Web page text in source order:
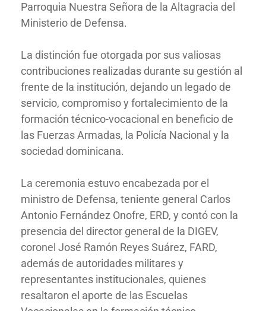
Parroquia Nuestra Señora de la Altagracia del
Ministerio de Defensa.
La distinción fue otorgada por sus valiosas
contribuciones realizadas durante su gestión al
frente de la institución, dejando un legado de
servicio, compromiso y fortalecimiento de la
formación técnico-vocacional en beneficio de
las Fuerzas Armadas, la Policía Nacional y la
sociedad dominicana.
La ceremonia estuvo encabezada por el
ministro de Defensa, teniente general Carlos
Antonio Fernández Onofre, ERD, y contó con la
presencia del director general de la DIGEV,
coronel José Ramón Reyes Suárez, FARD,
además de autoridades militares y
representantes institucionales, quienes
resaltaron el aporte de las Escuelas